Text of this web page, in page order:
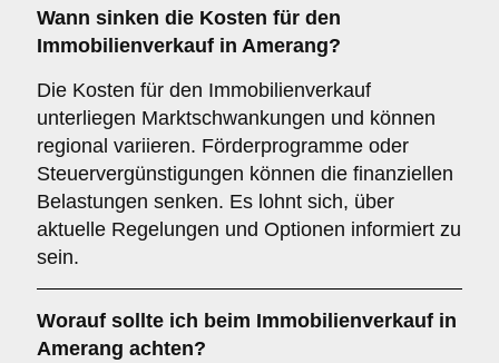
Wann sinken die Kosten für den
Immobilienverkauf in Amerang?
Die Kosten für den Immobilienverkauf
unterliegen Marktschwankungen und können
regional variieren. Förderprogramme oder
Steuervergünstigungen können die finanziellen
Belastungen senken. Es lohnt sich, über
aktuelle Regelungen und Optionen informiert zu
sein.
Worauf sollte ich beim Immobilienverkauf in
Amerang achten?